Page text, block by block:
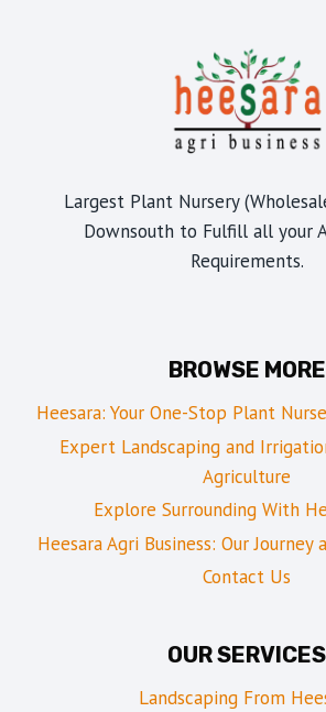
Largest Plant Nursery
Downsouth to Fulfill all your
Requirements.
BROWSE MORE
Heesara: Your One-Stop Plant
Expert Landscaping and
Agriculture
Explore Surrounding With
Heesara Agri Business: Our
Contact Us
OUR SERVICES
Landscaping From